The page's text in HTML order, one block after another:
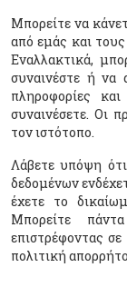
Μπορείτε να
από εμάς και
Εναλλακτικά,
συναινέστε ή να
πληροφορίες
συναινέσετε. Οι
τον ιστότοπο.
Λάβετε υπόψη
δεδομένων
έχετε το
Μπορείτε
επιστρέφοντας
πολιτική